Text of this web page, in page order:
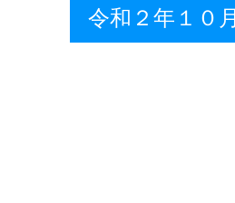
令和２年１０月